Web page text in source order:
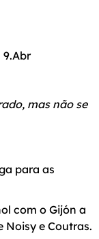
9.Abr
mas não se
para as
com o Gijón a
Noisy e Coutras.